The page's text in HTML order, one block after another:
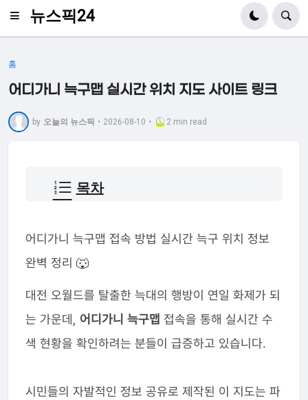
뉴스픽24
홈
어디가니 늑구맵 실시간 위치 지도 사이트 링크
by 오늘의 뉴스픽 • 2026-08-10 • 2 min read
목차
어디가니 늑구맵 접속 방법 실시간 늑구 위치 정보
완벽 정리 🐺
대전 오월드를 탈출한 늑대의 행방이 연일 화제가 되
는 가운데, 어디가니 늑구맵 접속을 통해 실시간 수
색 현황을 확인하려는 분들이 급증하고 있습니다.
시민들의 자발적인 정보 공유로 제작된 이 지도는 파